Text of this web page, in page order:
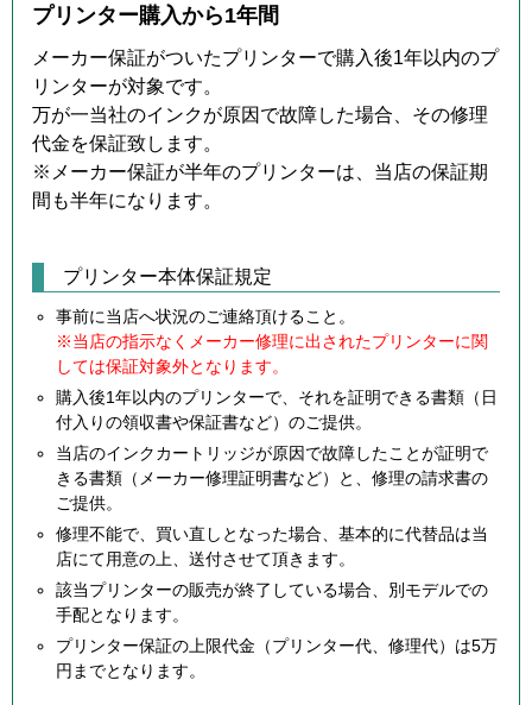
プリンター購入から1年間
メーカー保証がついたプリンターで購入後1年以内のプ
リンターが対象です。
万が一当社のインクが原因で故障した場合、その修理
代金を保証致します。
※メーカー保証が半年のプリンターは、当店の保証期
間も半年になります。
プリンター本体保証規定
事前に当店へ状況のご連絡頂けること。
※当店の指示なくメーカー修理に出されたプリンターに関
しては保証対象外となります。
購入後1年以内のプリンターで、それを証明できる書類（日
付入りの領収書や保証書など）のご提供。
当店のインクカートリッジが原因で故障したことが証明で
きる書類（メーカー修理証明書など）と、修理の請求書の
ご提供。
修理不能で、買い直しとなった場合、基本的に代替品は当
店にて用意の上、送付させて頂きます。
該当プリンターの販売が終了している場合、別モデルでの
手配となります。
プリンター保証の上限代金（プリンター代、修理代）は5万
円までとなります。